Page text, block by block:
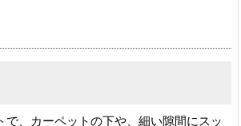
、カーペットの下や、細い隙間にスッ